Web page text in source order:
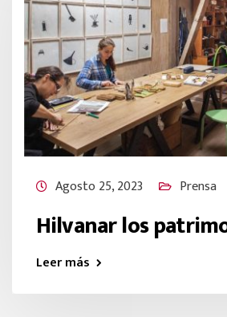
Agosto 25, 2023 Prensa
Hilvanar los
Leer más